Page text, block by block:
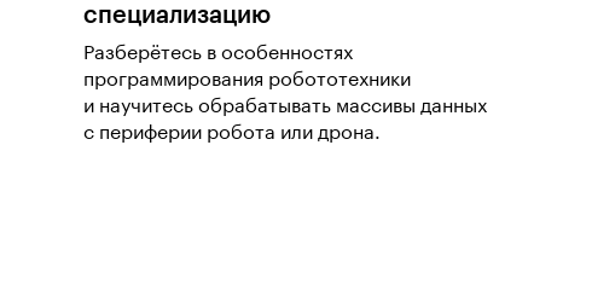
специализацию
Разберётесь в особенностях
программирования робототехники
и научитесь обрабатывать массивы данных
с периферии робота или дрона.